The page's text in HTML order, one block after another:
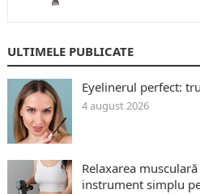
ULTIMELE PUBLICATE
Eyelinerul perfect:
4 august 2026
Relaxarea
instrument simplu